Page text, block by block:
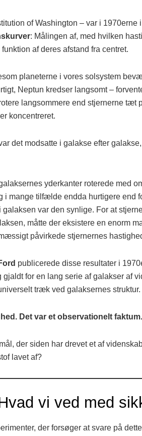
of Washington – var i 1970erne
: Målingen af, med hvilken
af deres afstand fra centret.
planeterne i vores solsystem
Neptun kredser langsomt –
langsommere end stjernerne tæt
koncentreret.
det modsatte i galakse efter
yderkanter roterede med
i mange tilfælde endda hurtigere end
var den synlige. For at
måtte der eksistere en enorm
påvirkede stjernernes
publicerede disse resultater i
for en lang serie af galakser af
træk ved galaksernes struktur.
Det var et observationelt faktum.
der siden har drevet et af
lavet af?
vi ved med
der forsøger at svare på